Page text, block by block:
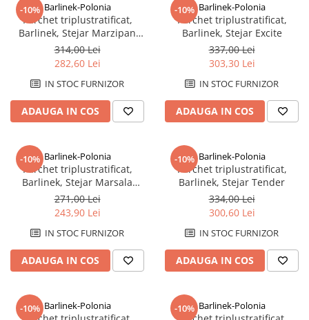
-10% Barlinek-Polonia
Parchet triplustratificat,
Barlinek, Stejar Marzipan
Muffin Herringbone 130
314,00 Lei
282,60 Lei
IN STOC FURNIZOR
ADAUGA IN COS
-10% Barlinek-Polonia
Parchet triplustratificat,
Barlinek, Stejar Excite
337,00 Lei
303,30 Lei
IN STOC FURNIZOR
ADAUGA IN COS
-10% Barlinek-Polonia
Parchet triplustratificat,
Barlinek, Stejar Marsala
Grande
271,00 Lei
243,90 Lei
IN STOC FURNIZOR
ADAUGA IN COS
-10% Barlinek-Polonia
Parchet triplustratificat,
Barlinek, Stejar Tender
334,00 Lei
300,60 Lei
IN STOC FURNIZOR
ADAUGA IN COS
-10% Barlinek-Polonia -10% Barlinek-Polonia